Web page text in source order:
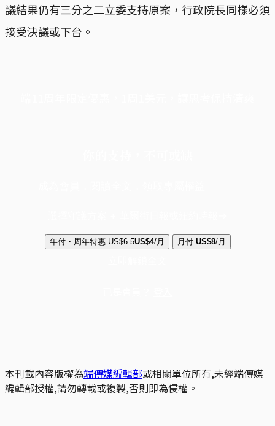
議結果仍有三分之二立委支持原案，行政院長同樣必須
接受決議或下台。
年付・周年特惠 US$6.5US$4/月 月付 US$8/月
本刊載內容版權為端傳媒編輯部或相關單位所有,未經端傳媒
編輯部授權,請勿轉載或複製,否則即為侵權。